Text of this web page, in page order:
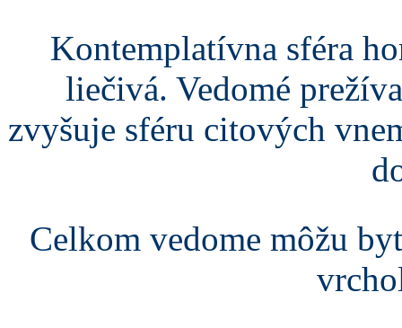
Kontemplatívna sféra
liečivá. Vedomé
zvyšuje sféru citových
Celkom vedome môžu